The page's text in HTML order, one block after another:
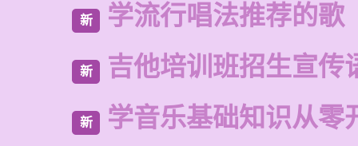
新 学流行唱法推荐的歌
新 吉他培训班招生宣传
新 学音乐基础知识从零